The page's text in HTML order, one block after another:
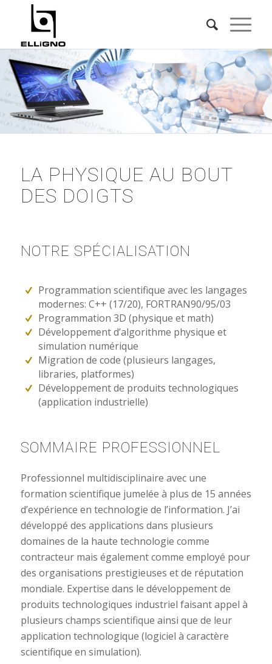
LA PHYSIQUE AU BOUT
DES DOIGTS
NOTRE SPÉCIALISATION
Programmation scientifique avec les langages
modernes: C++ (17/20), FORTRAN90/95/03
Programmation 3D (physique et math)
Développement d’algorithme physique et
simulation numérique
Migration de code (plusieurs langages,
libraries, platformes)
Développement de produits technologiques
(application industrielle)
SOMMAIRE PROFESSIONNEL
Professionnel multidisciplinaire avec une
formation scientifique jumelée à plus de 15 années
d’expérience en technologie de l’information. J’ai
développé des applications dans plusieurs
domaines de la haute technologie comme
contracteur mais également comme employé pour
des organisations prestigieuses et de réputation
mondiale. Expertise dans le développement de
produits technologiques industriel faisant appel à
plusieurs champs scientifique ainsi que de leur
application technologique (logiciel à caractère
scientifique en simulation).